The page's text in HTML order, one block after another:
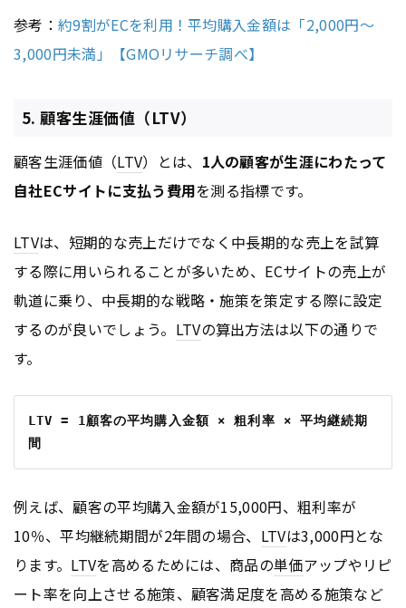
参考： 約9割がECを利用！平均購入金額は「2,000円～
3,000円未満」【GMOリサーチ調べ】
5. 顧客生涯価値（LTV）
顧客生涯価値（LTV）とは、 1人の顧客が生涯にわたって
自社ECサイトに支払う費用を測る指標です。
LTVは、短期的な売上だけでなく中長期的な売上を試算
する際に用いられることが多いため、ECサイトの売上が
軌道に乗り、中長期的な戦略・施策を策定する際に設定
するのが良いでしょう。 LTVの算出方法は以下の通りで
す。
LTV = 1顧客の平均購入金額 × 粗利率 × 平均継続期
間
例えば、顧客の平均購入金額が15,000円、粗利率が
10％、平均継続期間が2年間の場合、 LTVは3,000円とな
ります。 LTVを高めるためには、商品の単価アップやリピ
ート率を向上させる施策、顧客満足度を高める施策など